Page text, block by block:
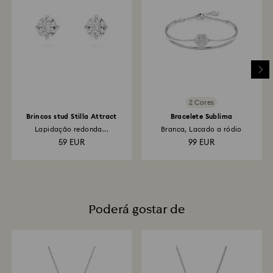
reembolso dependerá das normas da instituição
financeira do cliente e a devolução do crédito
poderá demorar entre 3 e 7 dias úteis, através do
meio de pagamento utilizado para efetuar a
Brincos stud Stilla Attract
Lapidação redonda...
59 EUR
2 Cores
Bracelete Sublima
Branca, Lacado a ródio
99 EUR
Poderá gostar de